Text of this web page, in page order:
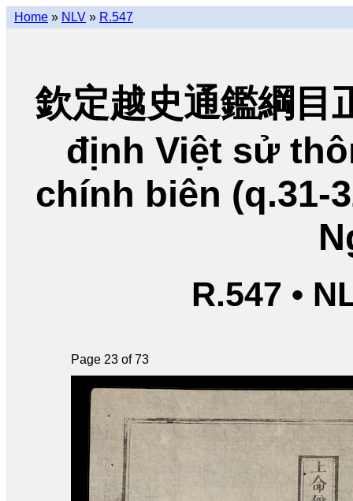
Home » NLV » R.547
欽定越史通鑑綱目
định Việt sử
chính biên (q.31-
R.547 •
Page 23 of 73